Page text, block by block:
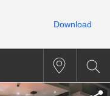
Download